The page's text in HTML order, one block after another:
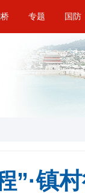
专题 国防
”·镇